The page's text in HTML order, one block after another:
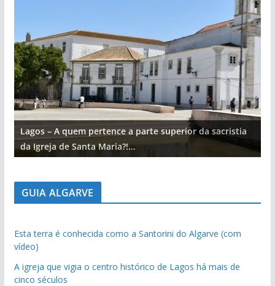
Lagos – A quem pertence a parte superior da sacristia
da Igreja de Santa Maria?!…
GUIA ALGARVE
Esta terra é conhecida como a Santorini do Algarve (com
vídeo)
A igreja que vigia o centro histórico de Lagos há mais de
cinco séculos